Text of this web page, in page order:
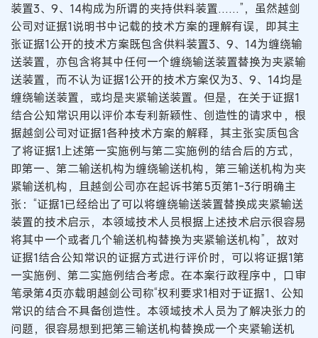
装置3、9、14构成为所谓的夹持供料装置……”，虽然越剑
公司对证据1说明书中记载的技术方案的理解有误，即其主
张证据1公开的技术方案既包含供料装置3、9、14为缠绕输
送装置，亦包含将其中任何一个缠绕输送装置替换为夹紧输
送装置，而不认为证据1公开的技术方案仅为3、9、14均是
缠绕输送装置，或均是夹紧输送装置。但是，在关于证据1
结合公知常识用以评价本专利新颖性、创造性的请求中，根
据越剑公司对证据1各种技术方案的解释，其主张实质包含
了将证据1上述第一实施例与第二实施例的结合后的方式，
即第一、第二输送机构为缠绕输送机构，第三输送机构为夹
紧输送机构，且越剑公司亦在起诉书第5页第1-3行明确主
张：“证据1已经给出了可以将缠绕输送装置替换成夹紧输送
装置的技术启示，本领域技术人员根据上述技术启示很容易
将其中一个或者几个输送机构替换为夹紧输送机构”，故对
证据1结合公知常识的证据方式进行评价时，可以将证据1第
一实施例、第二实施例结合考虑。在本案行政程序中，口审
笔录第4页亦载明越剑公司称“权利要求1相对于证据1、公知
常识的结合不具备创造性。本领域技术人员为了解决张力的
问题，很容易想到把第三输送机构替换成一个夹紧输送机